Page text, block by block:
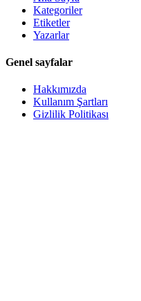
Kategoriler
Etiketler
Yazarlar
Genel sayfalar
Hakkımızda
Kullanım Şartları
Gizlilik Politikası